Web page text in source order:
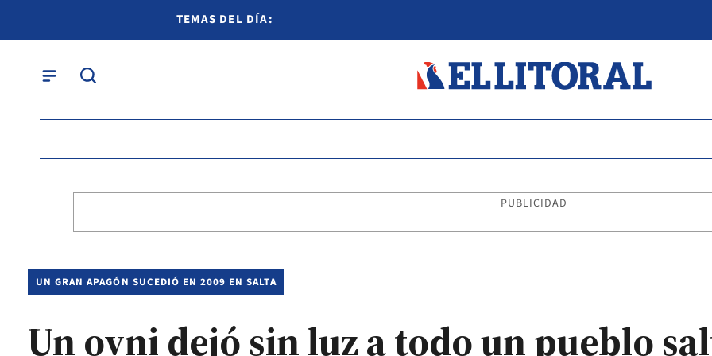
TEMAS DEL DÍA:
PUBLICIDAD
UN GRAN APAGÓN SUCEDIÓ EN 2009 EN SALTA
Un ovni dejó sin luz a todo un pueblo